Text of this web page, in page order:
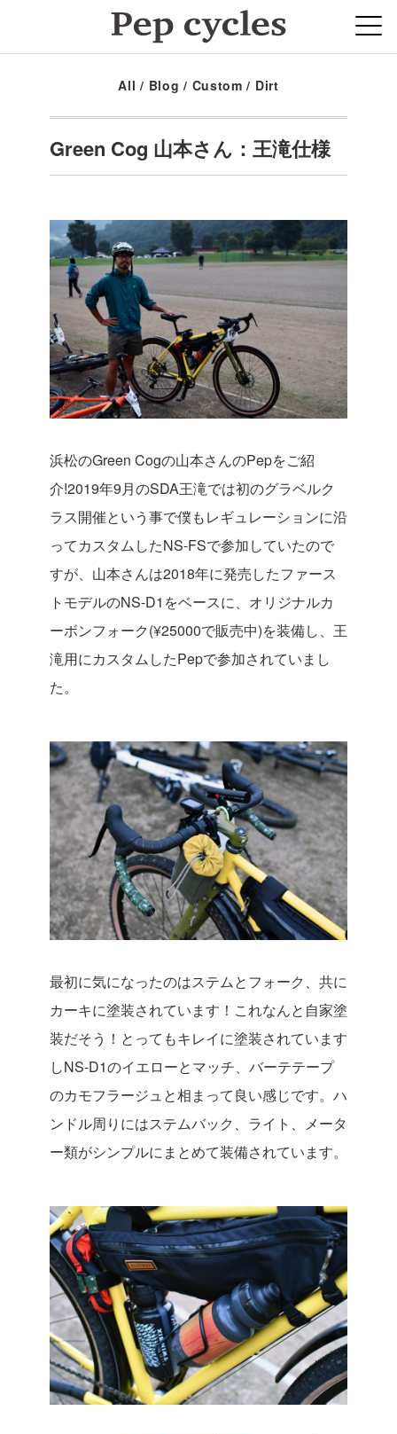
All / Blog / Custom / Dirt
Green Cog 山本さん：王滝仕様
浜松のGreen Cogの山本さんのPepをご紹
介!2019年9月のSDA王滝では初のグラベルク
ラス開催という事で僕もレギュレーションに沿
ってカスタムしたNS-FSで参加していたので
すが、山本さんは2018年に発売したファース
トモデルのNS-D1をベースに、オリジナルカ
ーボンフォーク(¥25000で販売中)を装備し、王
滝用にカスタムしたPepで参加されていまし
た。
最初に気になったのはステムとフォーク、共に
カーキに塗装されています！これなんと自家塗
装だそう！とってもキレイに塗装されています
しNS-D1のイエローとマッチ、バーテテープ
のカモフラージュと相まって良い感じです。ハ
ンドル周りにはステムバック、ライト、メータ
ー類がシンプルにまとめて装備されています。